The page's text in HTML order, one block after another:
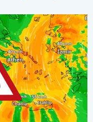
i jak vjetar. . . petak, 31.